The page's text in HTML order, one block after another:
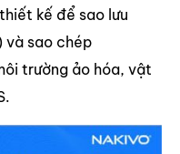
kế để sao lưu
và sao chép
trường ảo hóa, vật